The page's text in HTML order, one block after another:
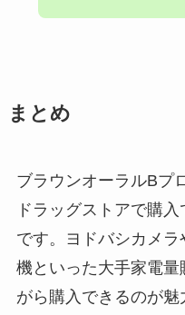
まとめ
ブラウンオーラルBプ
ドラッグストアで購
です。ヨドバシカメ
機といった大手家電
がら購入できるのが